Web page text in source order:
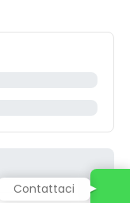
Contattaci